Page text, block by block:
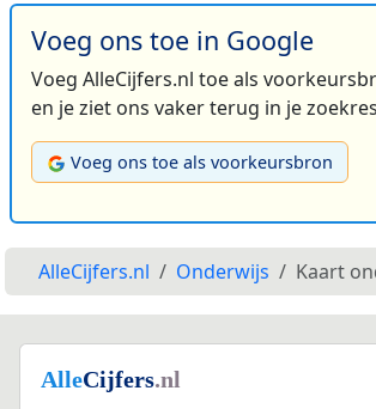
Voeg ons toe in Google
Voeg AlleCijfers.nl toe als
en je ziet ons vaker terug in je
Voeg ons toe als voorkeursbron
AlleCijfers.nl Onderwijs Kaart